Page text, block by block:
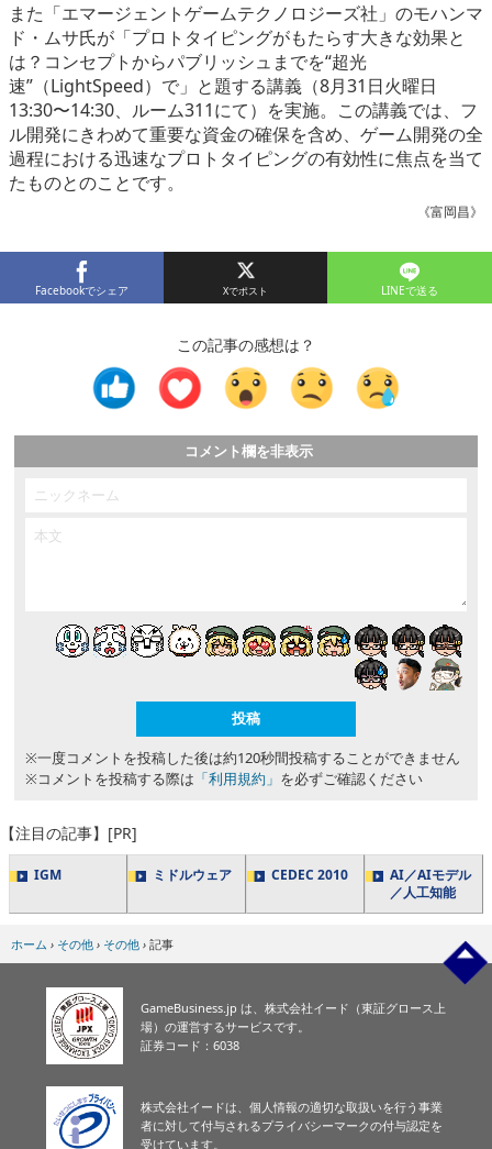
また「エマージェントゲームテクノロジーズ社」のモハンマ
ド・ムサ氏が「プロトタイピングがもたらす大きな効果と
は？コンセプトからパブリッシュまでを“超光
速”（LightSpeed）で」と題する講義（8月31日火曜日
13:30〜14:30、ルーム311にて）を実施。この講義では、フ
ル開発にきわめて重要な資金の確保を含め、ゲーム開発の全
過程における迅速なプロトタイピングの有効性に焦点を当て
たものとのことです。
《富岡昌》
Facebookでシェア LINEで送る
この記事の感想は？
コメント欄を非表示
※一度コメントを投稿した後は約120秒間投稿することができません
※コメントを投稿する際は 「利用規約」 を必ずご確認ください
【注目の記事】[PR]
IGM ミドルウェア CEDEC 2010
AI／AIモデル
／人工知能
ホーム › その他 › その他 › 記事
GameBusiness.jp は、株式会社イード（東証グロース上
場）の運営するサービスです。
証券コード：6038
株式会社イードは、個人情報の適切な取扱いを行う事業
者に対して付与されるプライバシーマークの付与認定を
受けています。